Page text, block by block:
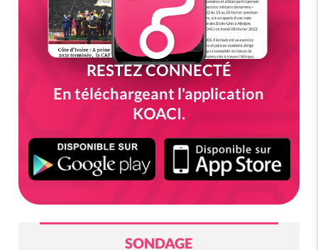
RESTEZ CONNECTÉ
En téléchargeant l'application
KOACI.
SONDAGE